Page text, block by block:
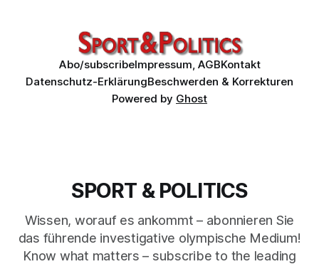
Abo/subscribeImpressum, AGBKontakt
Datenschutz-ErklärungBeschwerden & Korrekturen
Powered by Ghost
SPORT & POLITICS
Wissen, worauf es ankommt – abonnieren Sie
das führende investigative olympische Medium!
Know what matters – subscribe to the leading